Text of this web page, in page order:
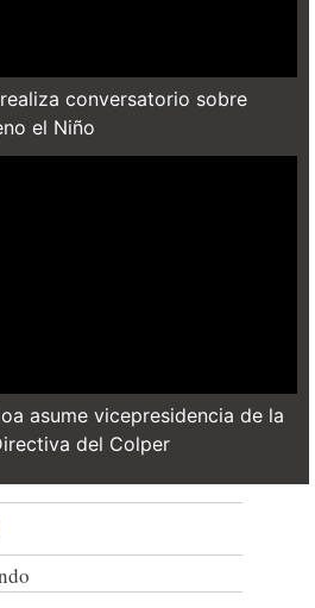
conversatorio sobre
el Niño
asume vicepresidencia de la
del Colper